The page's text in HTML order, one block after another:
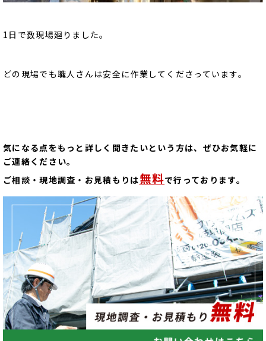
1日で数現場廻りました。
どの現場でも職人さんは安全に作業してくださっています。
気になる点をもっと詳しく聞きたいという方は、ぜひお気軽に
ご連絡ください。
ご相談・現地調査・お見積もりは無料で行っております。